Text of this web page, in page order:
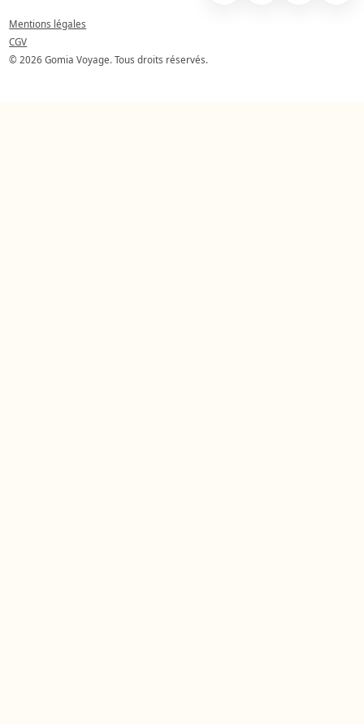
Mentions légales
CGV
© 2026 Gomia Voyage. Tous droits réservés.